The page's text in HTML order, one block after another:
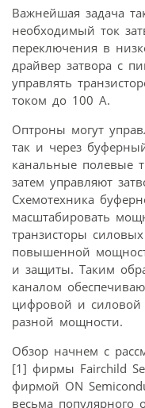
Важнейшая задача
необходимый ток
переключения в
драйвер затвора с
управлять
током до 100 А.
Оптроны могут
так и через
канальные полевые
затем управляют
Схемотехника
масштабировать
транзисторы
повышенной
и защиты. Таким
каналом
цифровой и силовой
разной мощности.
Обзор начнем с
[1] фирмы Fairchild
фирмой ON
весьма популярного